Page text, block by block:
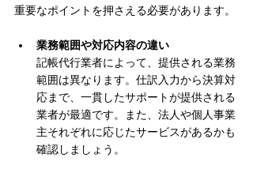
重要なポイントを押さえる必要があります。
業務範囲や対応内容の違い
記帳代行業者によって、提供される業務
範囲は異なります。仕訳入力から決算対
応まで、一貫したサポートが提供される
業者が最適です。また、法人や個人事業
主それぞれに応じたサービスがあるかも
確認しましょう。